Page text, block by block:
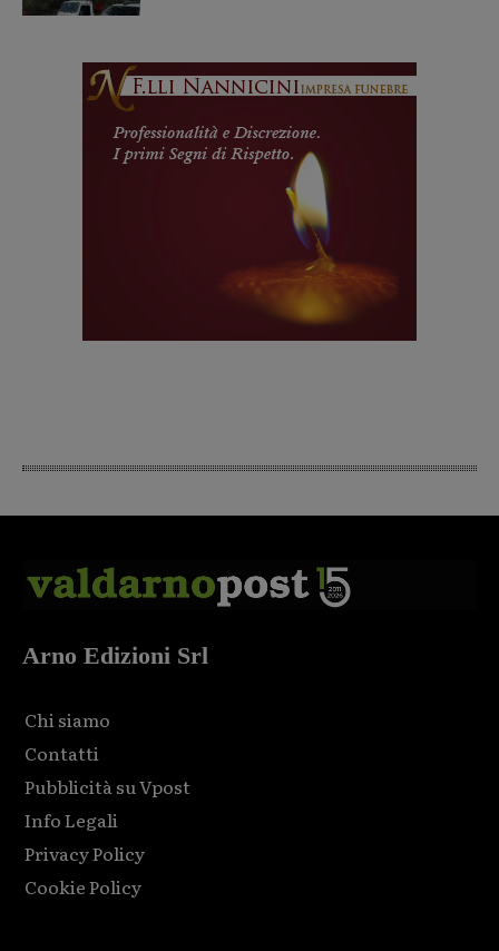
Arno Edizioni Srl
Chi siamo
Contatti
Pubblicità su Vpost
Info Legali
Privacy Policy
Cookie Policy